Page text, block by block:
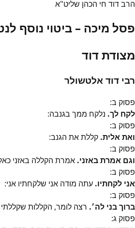
הרב דוד חי הכהן שליט"א
פסל מיכה – ביטוי נוסף
מצודת דוד
רבי דוד אלטשולר
פסוק ב:
לקח לך. נלקח ממך בגנבה:
פסוק ב:
ואת אלית. קללת את הגנב:
פסוק ב:
וגם אמרת באזני. אמרת הקללה באזני
פסוק ב:
אני לקחתיו. עתה מודה אני שלקחתיו אני:
פסוק ב:
ברוך בני לה׳. רצה לומר, הקללות שקללתי
פסוק ג: